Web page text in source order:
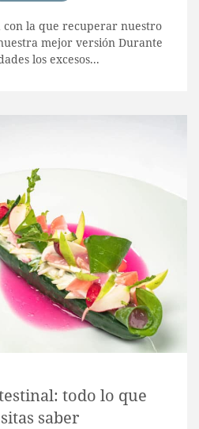
con la que recuperar nuestro
mejor versión Durante
los excesos...
todo lo que
saber